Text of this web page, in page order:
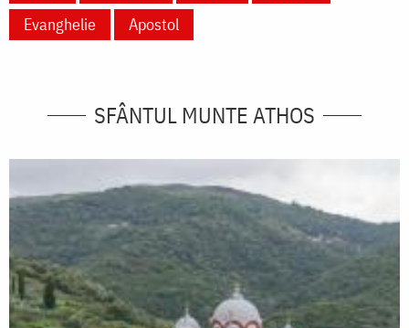
Evanghelie
Apostol
SFÂNTUL MUNTE ATHOS